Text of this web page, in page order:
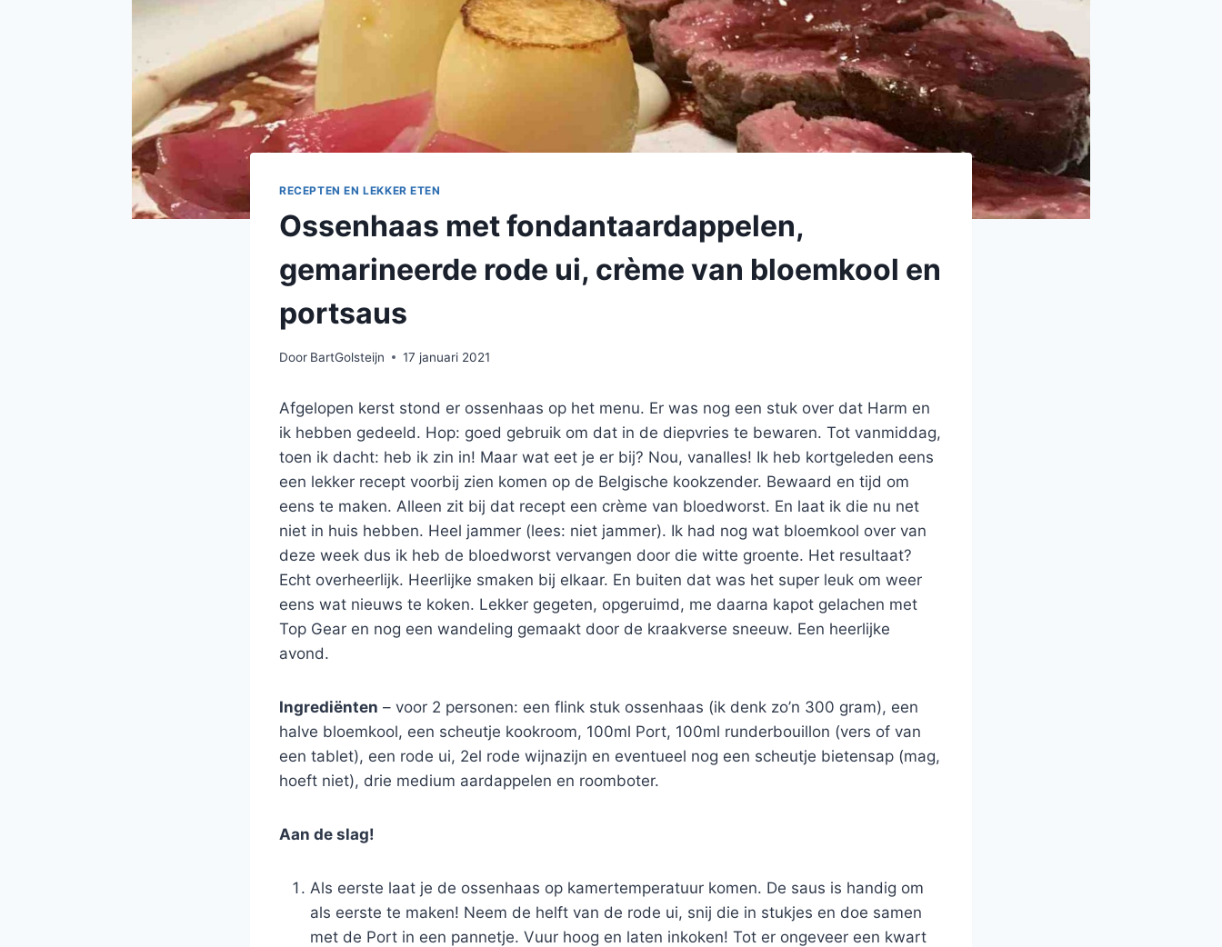
RECEPTEN EN LEKKER ETEN
Ossenhaas met fondantaardappelen,
gemarineerde rode ui, crème van bloemkool en
portsaus
Door BartGolsteijn 17 januari 2021
Afgelopen kerst stond er ossenhaas op het menu. Er was nog een stuk over dat Harm en
ik hebben gedeeld. Hop: goed gebruik om dat in de diepvries te bewaren. Tot vanmiddag,
toen ik dacht: heb ik zin in! Maar wat eet je er bij? Nou, vanalles! Ik heb kortgeleden eens
een lekker recept voorbij zien komen op de Belgische kookzender. Bewaard en tijd om
eens te maken. Alleen zit bij dat recept een crème van bloedworst. En laat ik die nu net
niet in huis hebben. Heel jammer (lees: niet jammer). Ik had nog wat bloemkool over van
deze week dus ik heb de bloedworst vervangen door die witte groente. Het resultaat?
Echt overheerlijk. Heerlijke smaken bij elkaar. En buiten dat was het super leuk om weer
eens wat nieuws te koken. Lekker gegeten, opgeruimd, me daarna kapot gelachen met
Top Gear en nog een wandeling gemaakt door de kraakverse sneeuw. Een heerlijke
avond.
Ingrediënten – voor 2 personen: een flink stuk ossenhaas (ik denk zo’n 300 gram), een
halve bloemkool, een scheutje kookroom, 100ml Port, 100ml runderbouillon (vers of van
een tablet), een rode ui, 2el rode wijnazijn en eventueel nog een scheutje bietensap (mag,
hoeft niet), drie medium aardappelen en roomboter.
Aan de slag!
Als eerste laat je de ossenhaas op kamertemperatuur komen. De saus is handig om
als eerste te maken! Neem de helft van de rode ui, snij die in stukjes en doe samen
met de Port in een pannetje. Vuur hoog en laten inkoken! Tot er ongeveer een kwart